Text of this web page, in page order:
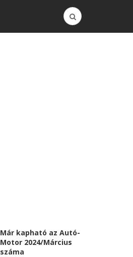
Már kapható az Autó-
Motor 2024/Március
száma